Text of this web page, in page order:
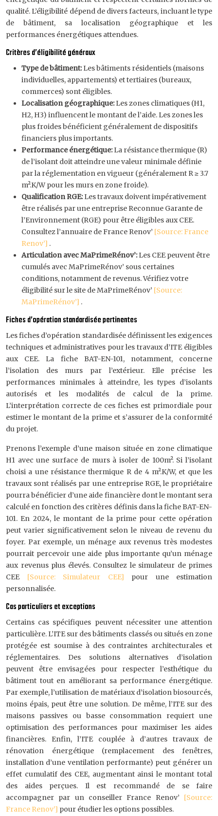
qualité. L’éligibilité dépend de divers facteurs, incluant le type
de bâtiment, sa localisation géographique et les
performances énergétiques attendues.
Critères d’éligibilité généraux
Type de bâtiment:Les bâtiments résidentiels (maisons
individuelles, appartements) et tertiaires (bureaux,
commerces) sont éligibles.
Localisation géographique:Les zones climatiques (H1,
H2, H3) influencent le montant de l’aide. Les zones les
plus froides bénéficient généralement de dispositifs
financiers plus importants.
Performance énergétique:La résistance thermique (R)
de l’isolant doit atteindre une valeur minimale définie
par la réglementation en vigueur (généralement R ≥ 3.7
m².K/W pour les murs en zone froide).
Qualification RGE:Les travaux doivent impérativement
être réalisés par une entreprise Reconnue Garante de
l’Environnement (RGE) pour être éligibles aux CEE.
Consultez l’annuaire de France Renov’ [Source: France
Renov’] .
Articulation avec MaPrimeRénov’:Les CEE peuvent être
cumulés avec MaPrimeRénov’ sous certaines
conditions, notamment de revenus. Vérifiez votre
éligibilité sur le site de MaPrimeRénov’ [Source:
MaPrimeRénov’] .
Fiches d’opération standardisée pertinentes
Les fiches d’opération standardisée définissent les exigences
techniques et administratives pour les travaux d’ITE éligibles
aux CEE. La fiche BAT-EN-101, notamment, concerne
l’isolation des murs par l’extérieur. Elle précise les
performances minimales à atteindre, les types d’isolants
autorisés et les modalités de calcul de la prime.
L’interprétation correcte de ces fiches est primordiale pour
estimer le montant de la prime et s’assurer de la conformité
du projet.
Prenons l’exemple d’une maison située en zone climatique
H1 avec une surface de murs à isoler de 100m². Si l’isolant
choisi a une résistance thermique R de 4 m².K/W, et que les
travaux sont réalisés par une entreprise RGE, le propriétaire
pourra bénéficier d’une aide financière dont le montant sera
calculé en fonction des critères définis dans la fiche BAT-EN-
101. En 2024, le montant de la prime pour cette opération
peut varier significativement selon le niveau de revenu du
foyer. Par exemple, un ménage aux revenus très modestes
pourrait percevoir une aide plus importante qu’un ménage
aux revenus plus élevés. Consultez le simulateur de primes
CEE [Source: Simulateur CEE] pour une estimation
personnalisée.
Cas particuliers et exceptions
Certains cas spécifiques peuvent nécessiter une attention
particulière. L’ITE sur des bâtiments classés ou situés en zone
protégée est soumise à des contraintes architecturales et
réglementaires. Des solutions alternatives d’isolation
peuvent être envisagées pour respecter l’esthétique du
bâtiment tout en améliorant sa performance énergétique.
Par exemple, l’utilisation de matériaux d’isolation biosourcés,
moins épais, peut être une solution. De même, l’ITE sur des
maisons passives ou basse consommation requiert une
optimisation des performances pour maximiser les aides
financières. Enfin, l’ITE couplée à d’autres travaux de
rénovation énergétique (remplacement des fenêtres,
installation d’une ventilation performante) peut générer un
effet cumulatif des CEE, augmentant ainsi le montant total
des aides perçues. Il est recommandé de se faire
accompagner par un conseiller France Renov’ [Source:
France Renov’] pour étudier les options possibles.